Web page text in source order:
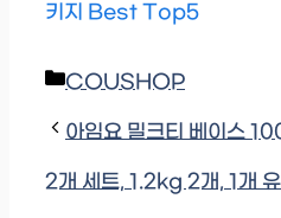
키지 Best Top5
Categories
COUSHOP
아임요 밀크티 베이스
2개 세트, 1.2kg 2개, 1개